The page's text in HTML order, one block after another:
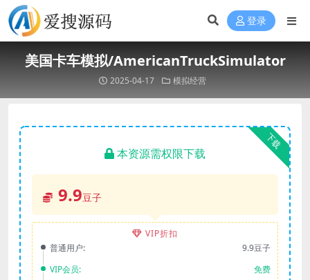
登录
美国卡车模拟/AmericanTruckSimulator
2025-04-17 模拟经营
下载
本资源需权限下载
9.9豆子
VIP折扣
普通用户:
9.9豆子
VIP会员:
免费